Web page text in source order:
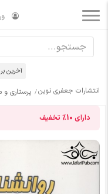
آخرین
انتشارات جعفری نوین پرستاری و
دارای 10% تخفیف